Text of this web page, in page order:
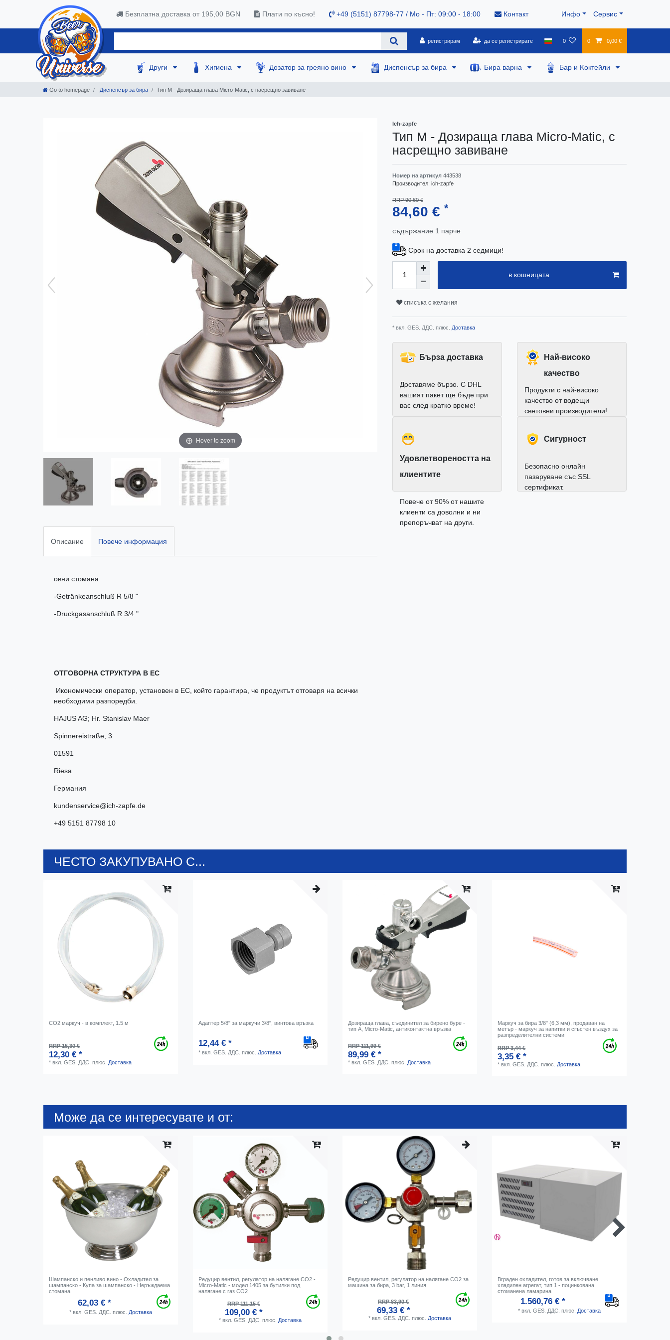
Безплатна доставка от 195,00 BGN Плати по късно! +49 (5151) 87798-77 / Mo - Пт: 09:00 - 18:00 Контакт Инфо Сервис
регистрирам да се регистрирате 0 0 0,00 €
Други Хигиена Дозатор за греяно вино Диспенсър за бира Бира варна Бар и Kоктейли
Go to homepage Диспенсър за бира Тип M - Дозираща глава Micro-Matic, с насрещно завиване
Hover to zoom
Описание Повече информация
овни стомана
-Getränkeanschluß R 5/8 "
-Druckgasanschluß R 3/4 "
ОТГОВОРНА СТРУКТУРА В ЕС
Икономически оператор, установен в ЕС, който гарантира, че продуктът отговаря на всички
необходими разпоредби.
HAJUS AG; Hr. Stanislav Maer
Spinnereistraße 3
01591
Riesa
Германия
kundenservice@ich-zapfe.de
+49 5151 87798 10
Ich-zapfe
Тип M - Дозираща глава Micro-Matic, с
насрещно завиване
Номер на артикул 443538
Производител: ich-zapfe
RRP 90,60 €
84,60 € *
съдържание 1 парче
Срок на доставка 2 седмици!
в кошницата
списъка с желания
* вкл. GES. ДДС. плюс. Доставка
Бърза доставка
Доставяме бързо. С DHL
вашият пакет ще бъде при
вас след кратко време!
Най-високо
качество
Продукти с най-високо
качество от водещи
световни производители!
Удовлетвореността на
клиентите
Повече от 90% от нашите
клиенти са доволни и ни
препоръчват на други.
Cигурност
Безопасно онлайн
пазаруване със SSL
сертификат.
ЧЕСТО ЗАКУПУВАНО С...
CO2 маркуч - в комплект, 1.5 м
RRP 15,30 €
12,30 € *
*вкл. GES. ДДС. плюс. Доставка
Адаптер 5/8" за маркучи 3/8", винтова връзка
12,44 € *
*вкл. GES. ДДС. плюс. Доставка
Дозираща глава, съединител за бирено буре -
тип А, Micro-Matic, антиконтактна връзка
RRP 111,99 €
89,99 € *
*вкл. GES. ДДС. плюс. Доставка
Маркуч за бира 3/8" (6,3 мм), продаван на
метър - маркуч за напитки и сгъстен въздух за
разпределителни системи
RRP 3,44 €
3,35 € *
*вкл. GES. ДДС. плюс. Доставка
Може да се интересувате и от:
Шампанско и пенливо вино - Охладител за
шампанско - Купа за шампанско - Неръждаема
стомана
62,03 € *
* вкл. GES. ДДС. плюс. Доставка
Редуцир вентил, регулатор на налягане CO2 -
Micro-Matic - модел 1405 за бутилки под
налягане с газ CO2
RRP 111,15 €
109,00 € *
* вкл. GES. ДДС. плюс. Доставка
Редуцир вентил, регулатор на налягане CO2 за
машина за бира, 3 bar, 1 линия
RRP 83,90 €
69,33 € *
* вкл. GES. ДДС. плюс. Доставка
Вграден охладител, готов за включване
хладилен агрегат, тип 1 - поцинкована
стоманена ламарина
1.560,76 € *
* вкл. GES. ДДС. плюс. Доставка